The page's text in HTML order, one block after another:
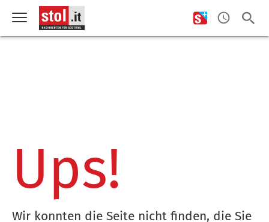
Ups!
Wir konnten die Seite nicht finden, die Sie